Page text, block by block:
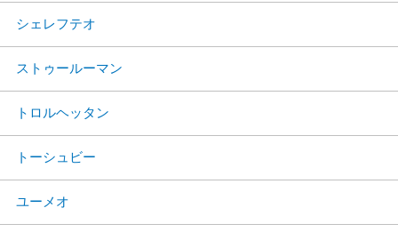
シェレフテオ
ストゥールーマン
トロルヘッタン
トーシュビー
ユーメオ